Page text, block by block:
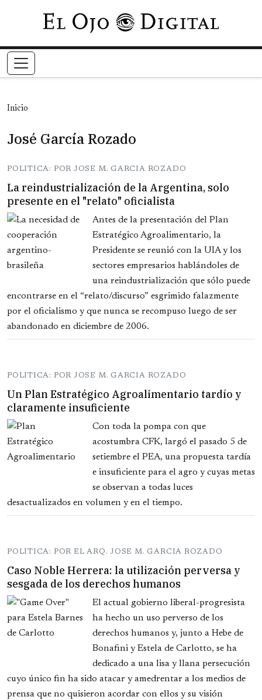
Pasar al contenido principal
Inicio
José García Rozado
POLITICA: POR JOSE M. GARCIA ROZADO
La reindustrialización de la Argentina, solo
presente en el "relato" oficialista
Antes de la presentación del Plan
Estratégico Agroalimentario, la
Presidente se reunió con la UIA y los
sectores empresarios hablándoles de
una reindustrialización que sólo puede
encontrarse en el “relato/discurso” esgrimido falazmente
por el oficialismo y que nunca se recompuso luego de ser
abandonado en diciembre de 2006.
POLITICA: POR JOSE M. GARCIA ROZADO
Un Plan Estratégico Agroalimentario tardío y
claramente insuficiente
Con toda la pompa con que
acostumbra CFK, largó el pasado 5 de
setiembre el PEA, una propuesta tardía
e insuficiente para el agro y cuyas metas
se observan a todas luces
desactualizados en volumen y en el tiempo.
POLITICA: POR EL ARQ. JOSE M. GARCIA ROZADO
Caso Noble Herrera: la utilización perversa y
sesgada de los derechos humanos
El actual gobierno liberal-progresista
ha hecho un uso perverso de los
derechos humanos y, junto a Hebe de
Bonafini y Estela de Carlotto, se ha
dedicado a una lisa y llana persecución
cuyo único fin ha sido atacar y amedrentar a los medios de
prensa que no quisieron acordar con ellos y su visión